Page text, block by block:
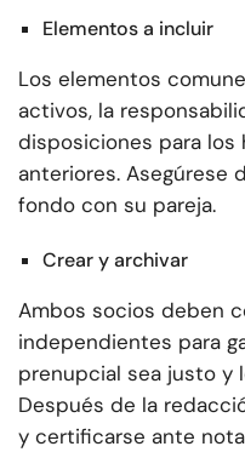
Elementos a incluir
Los elementos
activos, la
disposiciones para los
anteriores. Asegúrese
fondo con su pareja.
Crear y archivar
Ambos socios deben
independientes para
prenupcial sea justo y
Después de la
y certificarse ante